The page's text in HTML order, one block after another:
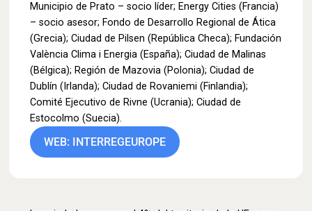
Municipio de Prato – socio líder; Energy Cities (Francia)
– socio asesor; Fondo de Desarrollo Regional de Ática
(Grecia); Ciudad de Pilsen (República Checa); Fundación
València Clima i Energia (España); Ciudad de Malinas
(Bélgica); Región de Mazovia (Polonia); Ciudad de
Dublín (Irlanda); Ciudad de Rovaniemi (Finlandia);
Comité Ejecutivo de Rivne (Ucrania); Ciudad de
Estocolmo (Suecia).
WEB: INTERREGEUROPE